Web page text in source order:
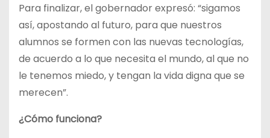
Para finalizar, el gobernador expresó: “sigamos
así, apostando al futuro, para que nuestros
alumnos se formen con las nuevas tecnologías,
de acuerdo a lo que necesita el mundo, al que no
le tenemos miedo, y tengan la vida digna que se
merecen”.
¿Cómo funciona?